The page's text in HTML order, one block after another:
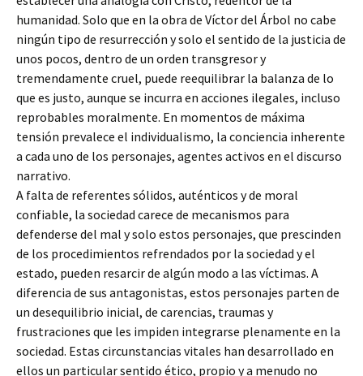
humanidad. Solo que en la obra de Víctor del Árbol no cabe
ningún tipo de resurrección y solo el sentido de la justicia de
unos pocos, dentro de un orden transgresor y
tremendamente cruel, puede reequilibrar la balanza de lo
que es justo, aunque se incurra en acciones ilegales, incluso
reprobables moralmente. En momentos de máxima
tensión prevalece el individualismo, la conciencia inherente
a cada uno de los personajes, agentes activos en el discurso
narrativo.
A falta de referentes sólidos, auténticos y de moral
confiable, la sociedad carece de mecanismos para
defenderse del mal y solo estos personajes, que prescinden
de los procedimientos refrendados por la sociedad y el
estado, pueden resarcir de algún modo a las víctimas. A
diferencia de sus antagonistas, estos personajes parten de
un desequilibrio inicial, de carencias, traumas y
frustraciones que les impiden integrarse plenamente en la
sociedad. Estas circunstancias vitales han desarrollado en
ellos un particular sentido ético, propio y a menudo no